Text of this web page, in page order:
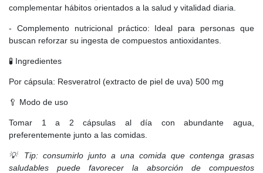
complementar hábitos orientados a la salud y vitalidad diaria.
- Complemento nutricional práctico: Ideal para personas que
buscan reforzar su ingesta de compuestos antioxidantes.
🧪 Ingredientes
Por cápsula: Resveratrol (extracto de piel de uva) 500 mg
🥄 Modo de uso
Tomar 1 a 2 cápsulas al día con abundante agua,
preferentemente junto a las comidas.
💡 Tip: consumirlo junto a una comida que contenga grasas
saludables puede favorecer la absorción de compuestos